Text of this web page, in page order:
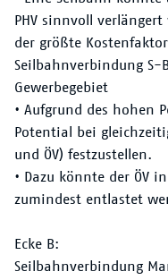
PHV sinnvoll
der größte
Seilbahnverbindung S-
Gewerbegebiet
• Aufgrund des hohen
Potential bei
und ÖV) festzustellen.
• Dazu könnte der ÖV
zumindest entlastet
Ecke B:
Seilbahnverbindung